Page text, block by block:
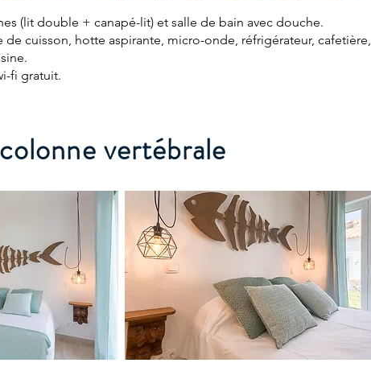
(lit double + canapé-lit) et salle de bain avec douche.
cuisson, hotte aspirante, micro-onde, réfrigérateur, cafetière,
fi gratuit.
vertébrale